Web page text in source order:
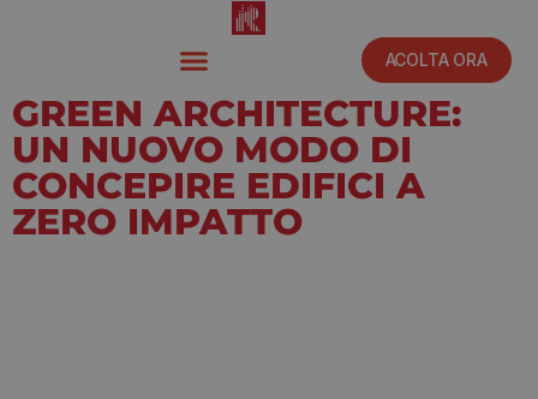
ACOLTA ORA
GREEN ARCHITECTURE:
UN NUOVO MODO DI
CONCEPIRE EDIFICI A
ZERO IMPATTO